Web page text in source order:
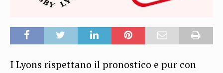
I Lyons rispettano il pronostico e pur con